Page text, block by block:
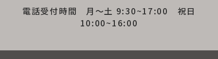
電話受付時間 月～土 9:30~17:00 祝日
10:00~16:00